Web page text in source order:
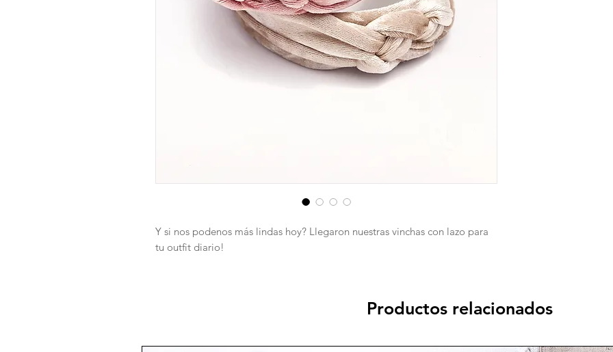
Y si nos podenos más lindas hoy? Llegaron nuestras vinchas con lazo para
tu outfit diario!
Productos relacionados